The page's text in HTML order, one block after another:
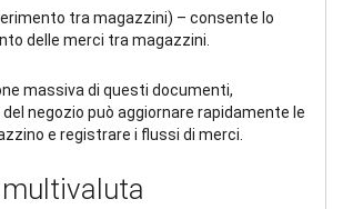
tra magazzini) – consente lo
delle merci tra magazzini.
massiva di questi documenti,
negozio può aggiornare rapidamente le
e registrare i flussi di merci.